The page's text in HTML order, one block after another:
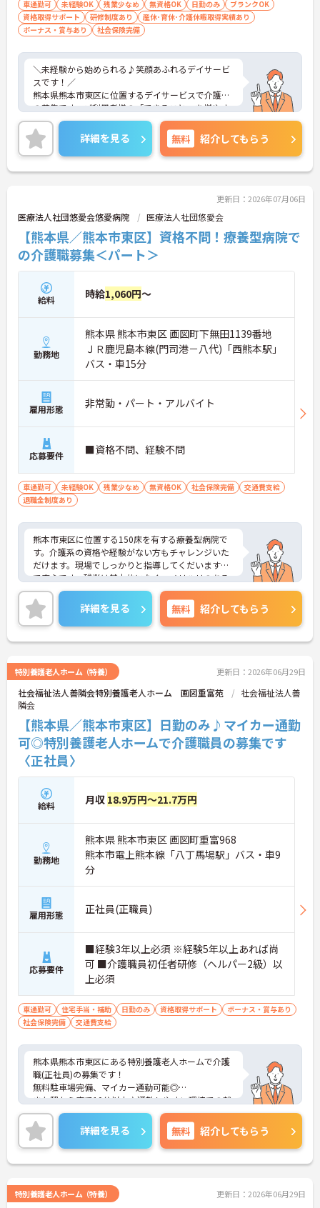
車通勤可 未経験OK 残業少なめ 無資格OK 日勤のみ
ブランクOK
資格取得サポート
研修制度あり
産休･育休･介護休暇取得実績あり
ボーナス・賞与あり
社会保険完備
＼未経験から始められる♪笑顔あふれるデイサービ
スです！／
熊本県熊本市東区に位置するデイサービスで介護職
の募集です。ご利用者様の「できること」を増やす
ことを大切にしながら、自立支援に取り組んでいる
デイサービスです。無資格・未経験の方も歓迎して
おり、資格取得支援制度や教育体制が整っているた
め、介護業界が初めての方も安心してスタートしや
すい環境です。日勤のみで働きやすく、DX化による
ケアにしっかり向き合える職場となっています。
―――――――――――――――
■ 未経験から介護デビュー♪
資格や経験がなくても安心して始められる環境で
す。
・無資格・未経験歓迎
・資格取得支援制度あり
→ 「これから介護を学びたい」という方にもおすす
めです。
■ 日勤のみで働きやすい♪
生活リズムを整えながら勤務できます。
・日勤のみの勤務
・日曜日固定休
・残業少なめ
・プライベートとの両立も目指せる
■ 利用者様の笑顔を支える仕事♪
・生活リハビリのサポート
・食事、入浴、排泄などの介護業務
・レクリエーション企画・運営
・季節ごとのイベント開催
→ 利用者様との距離が近く、やりがいを実感しやす
い環境です。
■ 子育て世代も安心の環境♪
長く働きやすい制度が整っています。
・企業主導型保育園の利用相談可能
・昇給、賞与支給実績あり
・DX化による業務効率化を推進
・安定した法人基盤あり
→ 将来を見据えて長く働きたい方にもおすすめで
す。
詳細を見る 無料 紹介してもらう
更新日：2026年07月06日
医療法人社団悠愛会悠愛病院 医療法人社団悠愛会
【熊本県／熊本市東区】資格不問！療養型病院で
の介護職募集＜パート＞
給料 時給1,060円～
勤務地
熊本県 熊本市東区 画図町下無田1139番地
ＪＲ鹿児島本線(門司港－八代)「西熊本駅」
バス・車15分
雇用形態 非常勤・パート・アルバイト
応募要件 ■資格不問、経験不問
車通勤可 未経験OK 残業少なめ 無資格OK 社会保険完備
交通費支給
退職金制度あり
熊本市東区に位置する150床を有する療養型病院で
す。介護系の資格や経験がない方もチャレンジいた
だけます。現場でしっかりと指導してくだいますの
で安心です。残業は基本的になく、メリハリのある
勤務が可能です。
ご興味ある方には、面接対策ポイントなど、詳細を
お話しいたしますのでお気軽にご相談ください。
詳細を見る 無料 紹介してもらう
特別養護老人ホーム（特養） 更新日：2026年06月29日
社会福祉法人善隣会特別養護老人ホーム 画図重富苑
社会福祉法人善
隣会
【熊本県／熊本市東区】日勤のみ♪マイカー通勤
可◎特別養護老人ホームで介護職員の募集です
〈正社員〉
給料 月収 18.9万円～21.7万円
勤務地
熊本県 熊本市東区 画図町重富968
熊本市電上熊本線「八丁馬場駅」バス・車9
分
雇用形態 正社員(正職員)
応募要件
■経験3年以上必須 ※経験5年以上あれば尚
可 ■介護職員初任者研修（ヘルパー2級）以
上必須
車通勤可 住宅手当・補助 日勤のみ 資格取得サポート
ボーナス・賞与あり
社会保険完備
交通費支給
熊本県熊本市東区にある特別養護老人ホームで介護
職(正社員)の募集です！
無料駐車場完備、マイカー通勤可能◎
また駅から車で10分以内♪通勤しやすい環境での就
業です！
こちらの求人にご興味ある方には、面接対策ポイン
トなど、さらに詳細をお話しいたしますのでお気軽
にご相談ください。
詳細を見る 無料 紹介してもらう
特別養護老人ホーム（特養） 更新日：2026年06月29日